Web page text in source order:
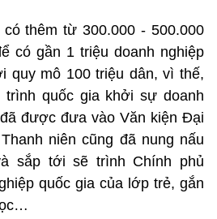
thêm từ 300.000 - 500.000
có gần 1 triệu doanh nghiệp
quy mô 100 triệu dân, vì thế,
quốc gia khởi sự doanh
được đưa vào Văn kiện Đại
niên cũng đã nung nấu
sắp tới sẽ trình Chính phủ
quốc gia của lớp trẻ, gắn